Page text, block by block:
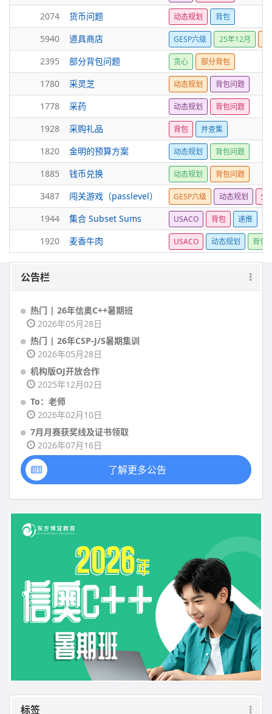
2074 货币问题 动态规划 背包
5940 道具商店 GESP六级 25年12月
2395 部分背包问题 贪心 部分背包
1780 采灵芝 动态规划 背包问题
1778 采药 动态规划 背包问题
1928 采购礼品 背包 并查集
1820 金明的预算方案 动态规划 背包问题
1885 钱币兑换 动态规划 背包问题
3487 闯关游戏（passlevel） GESP六级 动态规划 分
1944 集合 Subset Sums USACO 背包 递推
1920 麦香牛肉 USACO 动态规划 背包
公告栏
热门 | 26年信奥C++暑期班
2026年05月28日
热门 | 26年CSP-J/S暑期集训
2026年05月28日
机构版OJ开放合作
2025年12月02日
To：老师
2026年02月10日
7月月赛获奖线及证书领取
2026年07月16日
了解更多公告
标签